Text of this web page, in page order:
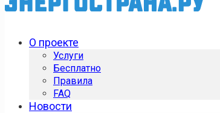
О проекте
Услуги
Бесплатно
Правила
FAQ
Новости